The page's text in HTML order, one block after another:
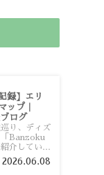
録】エリ
ップ｜
ログ
り、ディズ
「Banzoku
介している
をエリアや
。あなたが
2026.06.08